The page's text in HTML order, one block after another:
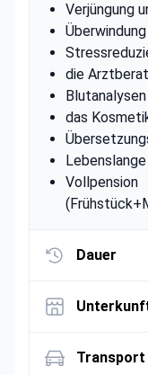
Verjüngung
die
Blutanalysen
das
Vollpension
Dauer
Transport